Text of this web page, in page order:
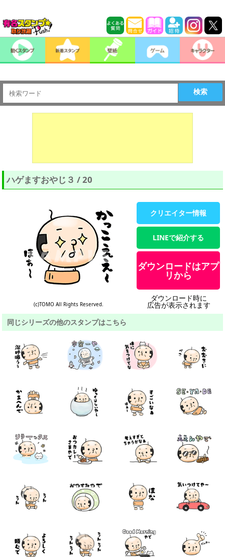
検索
ハゲますおやじ３ / 20
(c)TOMO All Rights Reserved.
クリエイター情報
LINEで紹介する
ダウンロードはアプ
リから
ダウンロード時に
広告が表示されます
同じシリーズの他のスタンプはこちら